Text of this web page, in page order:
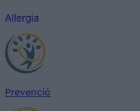
Allergia
Prevenció